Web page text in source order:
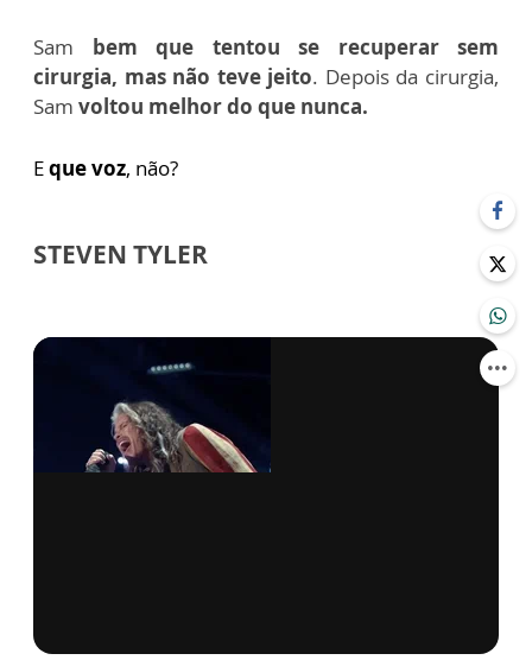
Sam bem que tentou se recuperar sem
cirurgia, mas não teve jeito. Depois da cirurgia,
Sam voltou melhor do que nunca.
Eque voz, não?
STEVEN TYLER